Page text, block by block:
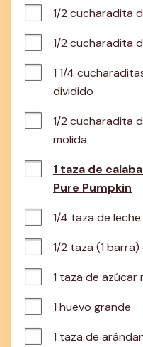
1/2 cucharadita
1/2 cucharadita
1 1/4
dividido
1/2 cucharadita
molida
1 taza de
Pure Pumpkin
1/4 taza de
1/2 taza (1
1 taza de azúcar
1 huevo grande
1 taza de